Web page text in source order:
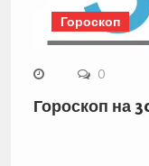
Гороскоп
0
Гороскоп на